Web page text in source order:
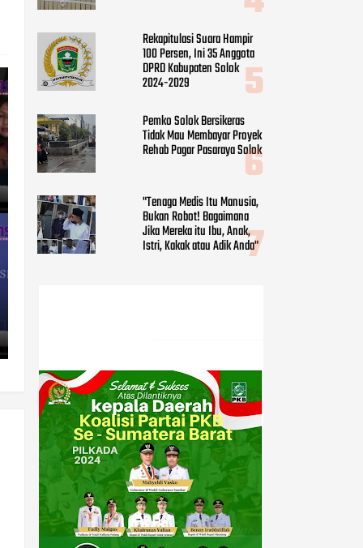
Rekapitulasi Suara Hampir
100 Persen, Ini 35 Anggota
DPRD Kabupaten Solok
2024-2029
Pemko Solok Bersikeras
Tidak Mau Membayar Proyek
Rehab Pagar Pasaraya Solok
"Tenaga Medis Itu Manusia,
Bukan Robot! Bagaimana
Jika Mereka itu Ibu, Anak,
Istri, Kakak atau Adik Anda"